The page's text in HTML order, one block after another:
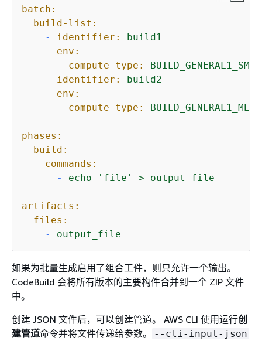
batch:
build-list:
-
identifier:
build1
env:
compute-type:
-
identifier:
build2
env:
compute-type:
phases:
build:
commands:
-
echo 'file' > output_file
artifacts:
files:
-
output_file
如果为批量生成启用了组合工件，则只允许一个输出。
CodeBuild 会将所有版本的主要构件合并到一个 ZIP 文件
中。
创建 JSON 文件后，可以创建管道。 AWS CLI 使用运行创
建管道命令并将文件传递给参数。 --cli-input-json